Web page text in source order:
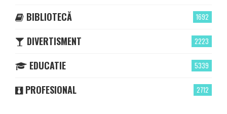
1692
BIBLIOTECĂ
2223
DIVERTISMENT
5339
EDUCATIE
2712
PROFESIONAL